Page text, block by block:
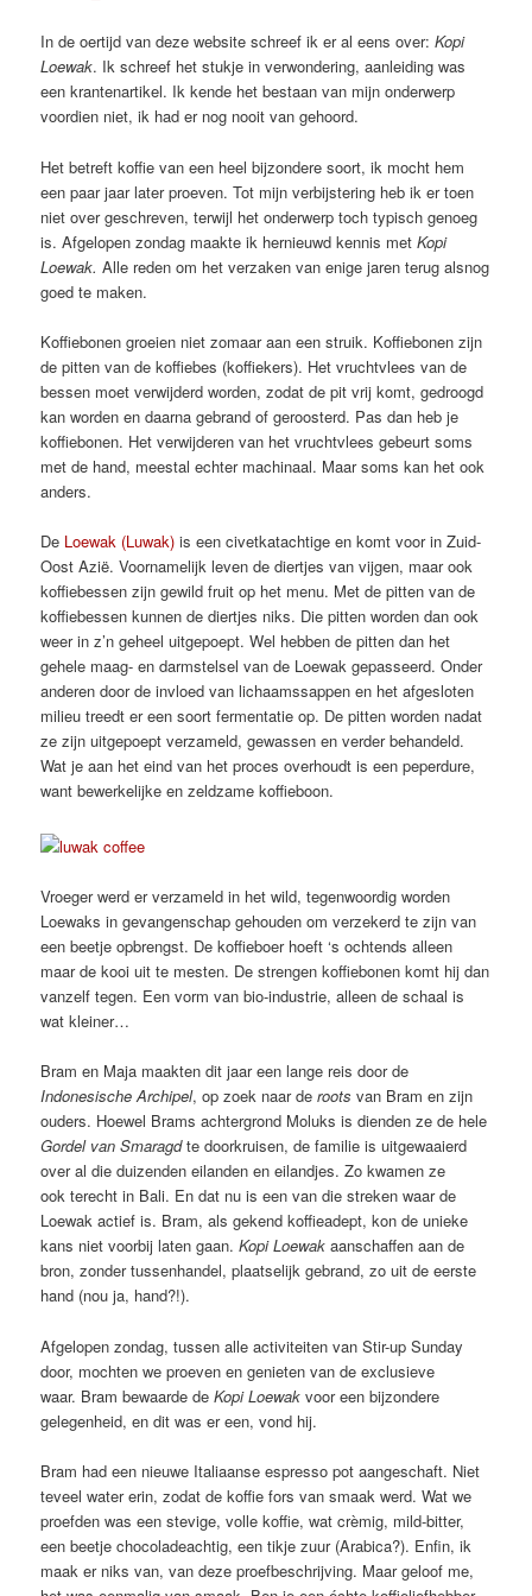
In de oertijd van deze website schreef ik er al eens over:Kopi
Loewak. Ik schreef het stukje in verwondering, aanleiding was
een krantenartikel. Ik kende het bestaan van mijn onderwerp
voordien niet, ik had er nog nooit van gehoord.
Het betreft koffie van een heel bijzondere soort, ik mocht hem
een paar jaar later proeven. Tot mijn verbijstering heb ik er toen
niet over geschreven, terwijl het onderwerp toch typisch genoeg
is. Afgelopen zondag maakte ik hernieuwd kennis metKopi
Loewak. Alle reden om het verzaken van enige jaren terug alsnog
goed te maken.
Koffiebonen groeien niet zomaar aan een struik. Koffiebonen zijn
de pitten van de koffiebes (koffiekers). Het vruchtvlees van de
bessen moet verwijderd worden, zodat de pit vrij komt, gedroogd
kan worden en daarna gebrand of geroosterd. Pas dan heb je
koffiebonen. Het verwijderen van het vruchtvlees gebeurt soms
met de hand, meestal echter machinaal. Maar soms kan het ook
anders.
De Loewak (Luwak) is een civetkatachtige en komt voor in Zuid-
Oost Azië. Voornamelijk leven de diertjes van vijgen, maar ook
koffiebessen zijn gewild fruit op het menu. Met de pitten van de
koffiebessen kunnen de diertjes niks. Die pitten worden dan ook
weer in z’n geheel uitgepoept. Wel hebben de pitten dan het
gehele maag- en darmstelsel van de Loewak gepasseerd. Onder
anderen door de invloed van lichaamssappen en het afgesloten
milieu treedt er een soort fermentatie op. De pitten worden nadat
ze zijn uitgepoept verzameld, gewassen en verder behandeld.
Wat je aan het eind van het proces overhoudt is een peperdure,
want bewerkelijke en zeldzame koffieboon.
Vroeger werd er verzameld in het wild, tegenwoordig worden
Loewaks in gevangenschap gehouden om verzekerd te zijn van
een beetje opbrengst. De koffieboer hoeft ‘s ochtends alleen
maar de kooi uit te mesten. De strengen koffiebonen komt hij dan
vanzelf tegen. Een vorm van bio-industrie, alleen de schaal is
wat kleiner…
Bram en Maja maakten dit jaar een lange reis door de
Indonesische Archipel, op zoek naar de roots van Bram en zijn
ouders. Hoewel Brams achtergrond Moluks is dienden ze de hele
Gordel van Smaragdte doorkruisen, de familie is uitgewaaierd
over al die duizenden eilanden en eilandjes. Zo kwamen ze
ook terecht in Bali. En dat nu is een van die streken waar de
Loewak actief is. Bram, als gekend koffieadept, kon de unieke
kans niet voorbij laten gaan.Kopi Loewak aanschaffen aan de
bron, zonder tussenhandel, plaatselijk gebrand, zo uit de eerste
hand (nou ja, hand?!).
Afgelopen zondag, tussen alle activiteiten van Stir-up Sunday
door, mochten we proeven en genieten van de exclusieve
waar. Bram bewaarde deKopi Loewak voor een bijzondere
gelegenheid, en dit was er een, vond hij.
Bram had een nieuwe Italiaanse espresso pot aangeschaft. Niet
teveel water erin, zodat de koffie fors van smaak werd. Wat we
proefden was een stevige, volle koffie, wat crèmig, mild-bitter,
een beetje chocoladeachtig, een tikje zuur (Arabica?). Enfin, ik
maak er niks van, van deze proefbeschrijving. Maar geloof me,